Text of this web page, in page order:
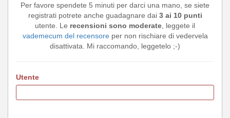
Per favore spendete 5 minuti per darci una mano, se siete
registrati potrete anche guadagnare dai 3 ai 10 punti
utente. Le recensioni sono moderate , leggete il
vademecum del recensoreper non rischiare di vedervela
disattivata. Mi raccomando, leggetelo ;-)
Utente